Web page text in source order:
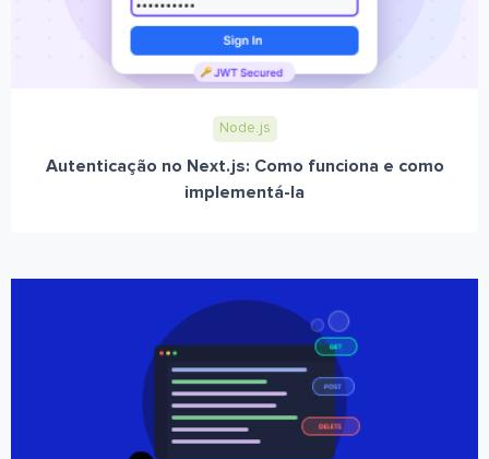
Node.js
Autenticação no Next.js: Como funciona e como
implementá-la